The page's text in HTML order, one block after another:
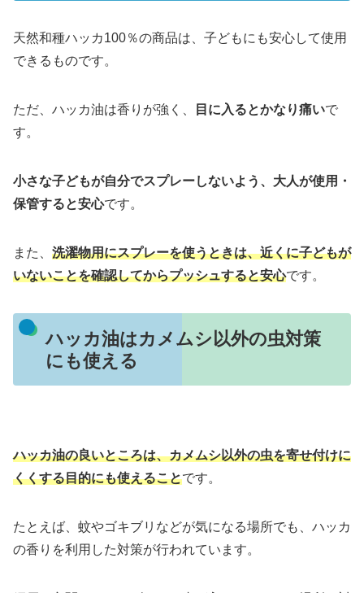
天然和種ハッカ100％の商品は、子どもにも安心して使用
できるものです。
ただ、ハッカ油は香りが強く、 目に入るとかなり痛いで
す。
小さな子どもが自分でスプレーしないよう、大人が使用・
保管すると安心です。
また、 洗濯物用にスプレーを使うときは、近くに子どもが
いないことを確認してからプッシュすると安心です。
ハッカ油はカメムシ以外の虫対策
にも使える
ハッカ油の良いところは、カメムシ以外の虫を寄せ付けに
くくする目的にも使えることです。
たとえば、蚊やゴキブリなどが気になる場所でも、ハッカ
の香りを利用した対策が行われています。